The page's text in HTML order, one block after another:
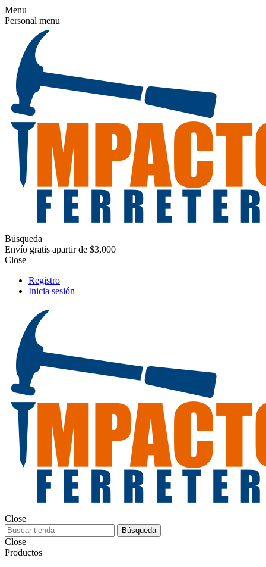
Menu
Personal menu
Búsqueda
Envío gratis apartir de $3,000
Close
Registro
Inicia sesión
Close
Búsqueda
Close
Productos